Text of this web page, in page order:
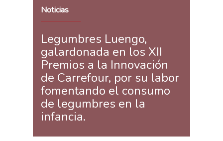
Noticias
Legumbres Luengo,
galardonada en los XII
Premios a la Innovación
de Carrefour, por su labor
fomentando el consumo
de legumbres en la
infancia.